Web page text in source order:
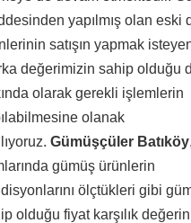
yapılmış olan eski
satışın yapmak
değerimizin sahip olduğu
olarak gerekli işlemlerin
olanak
Gümüşçüler Batıköy
gümüş ürünlerin
ölçtükleri gibi
olduğu fiyat karşılık